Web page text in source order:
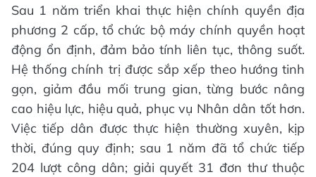
Sau 1 năm triển khai thực hiện chính quyền địa
phương 2 cấp, tổ chức bộ máy chính quyền hoạt
động ổn định, đảm bảo tính liên tục, thông suốt.
Hệ thống chính trị được sắp xếp theo hướng tinh
gọn, giảm đầu mối trung gian, từng bước nâng
cao hiệu lực, hiệu quả, phục vụ Nhân dân tốt hơn.
Việc tiếp dân được thực hiện thường xuyên, kịp
thời, đúng quy định; sau 1 năm đã tổ chức tiếp
204 lượt công dân; giải quyết 31 đơn thư thuộc